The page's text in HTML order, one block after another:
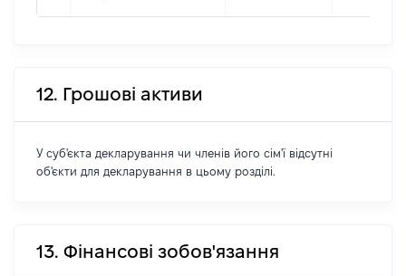
12. Грошові активи
У суб'єкта декларування чи членів його сім'ї відсутні
об'єкти для декларування в цьому розділі.
13. Фінансові зобов'язання